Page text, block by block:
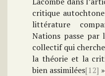
critique
littérature
Nations passe par
collectif qui
la théorie et la
bien assimilées[12]